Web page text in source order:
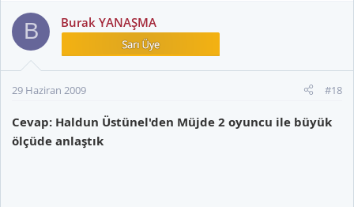
B Burak YANAŞMA
29 Haziran 2009 #18
Cevap: Haldun Üstünel'den Müjde 2 oyuncu ile büyük
ölçüde anlaştık